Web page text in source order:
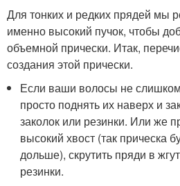
Для тонких и редких прядей мы
именно высокий пучок, чтобы
объемной прически. Итак,
создания этой прически.
Если ваши волосы не
просто поднять их наверх и
заколок или резинки. Или же
высокий хвост (так прическа
дольше), скрутить пряди в
резинки.